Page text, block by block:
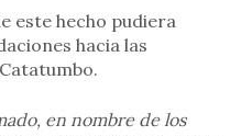
este hecho pudiera
hacia las
en nombre de los